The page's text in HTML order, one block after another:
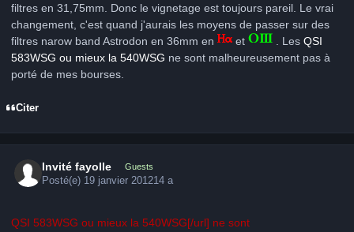
filtres en 31,75mm. Donc le vignetage est toujours pareil. Le vrai
changement, c'est quand j'aurais les moyens de passer sur des
filtres narow band Astrodon en 36mm en
et . Les QSI
583WSG ou mieux la 540WSG ne sont malheureusement pas à
porté de mes bourses.
Citer
Invité fayolle Guests
Posté(e) 19 janvier 201214 a
QSI 583WSG ou mieux la 540WSG[/url] ne sont